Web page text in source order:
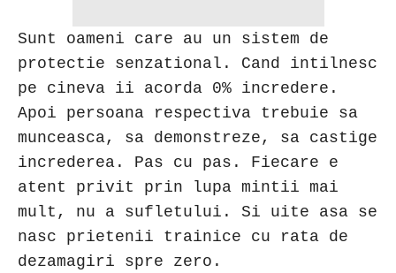
Sunt oameni care au un sistem de
protectie senzational. Cand intilnesc
pe cineva ii acorda 0% incredere.
Apoi persoana respectiva trebuie sa
munceasca, sa demonstreze, sa castige
increderea. Pas cu pas. Fiecare e
atent privit prin lupa mintii mai
mult, nu a sufletului. Si uite asa se
nasc prietenii trainice cu rata de
dezamagiri spre zero.